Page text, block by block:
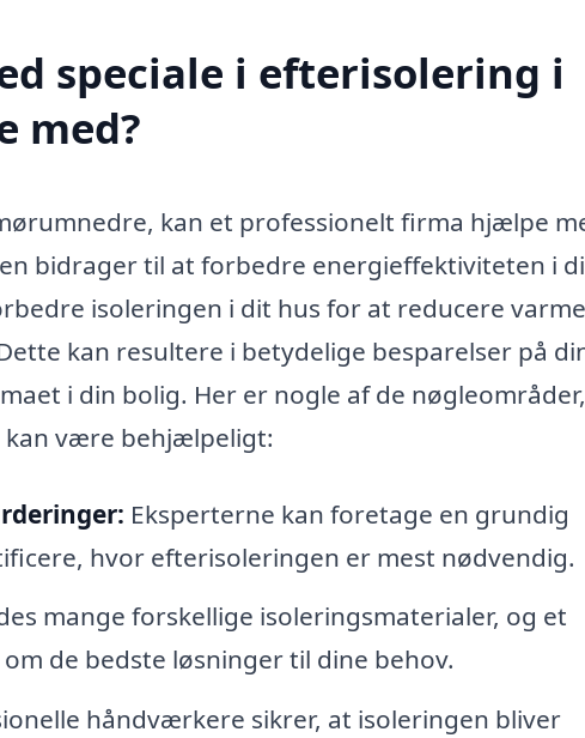
speciale i efterisolering i
med?
kan et professionelt firma hjælpe
bidrager til at forbedre energieffektiviteten i
isoleringen i dit hus for at reducere
kan resultere i betydelige besparelser på
i din bolig. Her er nogle af de
kan være behjælpeligt:
Eksperterne kan foretage en grundig
hvor efterisoleringen er mest nødvendig.
mange forskellige isoleringsmaterialer, og et
de bedste løsninger til dine behov.
håndværkere sikrer, at isoleringen bliver